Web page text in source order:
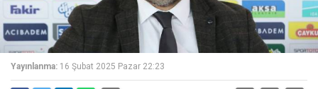
Yayınlanma: 16 Şubat 2025 Pazar 22:23